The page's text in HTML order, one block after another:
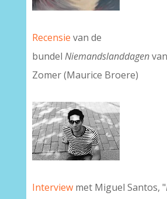
Recensie van de
bundel Niemandslanddagen
Zomer (Maurice Broere)
Interviewmet Miguel Santos, "